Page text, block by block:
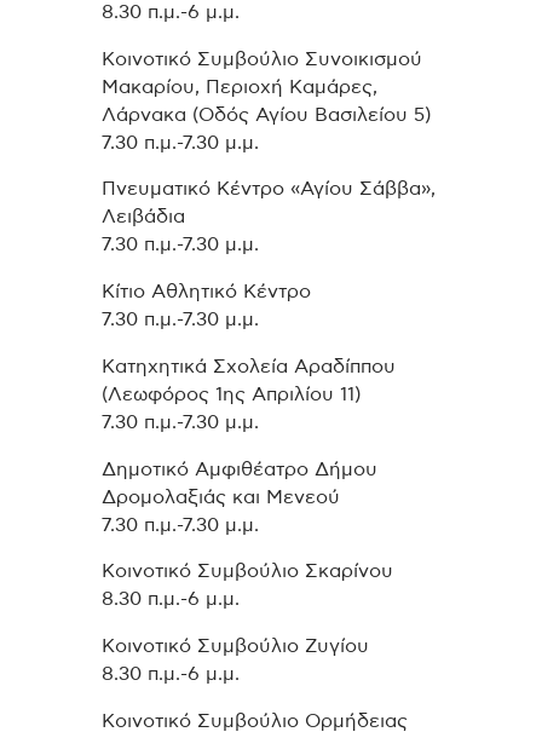
8.30 π.μ.-6 μ.μ.
Κοινοτικό Συμβούλιο Συνοικισμού
Μακαρίου, Περιοχή Καμάρες,
Λάρνακα (Οδός Αγίου Βασιλείου 5)
7.30 π.μ.-7.30 μ.μ.
Πνευματικό Κέντρο «Αγίου Σάββα»,
Λειβάδια
7.30 π.μ.-7.30 μ.μ.
Κίτιο Αθλητικό Κέντρο
7.30 π.μ.-7.30 μ.μ.
Κατηχητικά Σχολεία Αραδίππου
(Λεωφόρος 1ης Απριλίου 11)
7.30 π.μ.-7.30 μ.μ.
Δημοτικό Αμφιθέατρο Δήμου
Δρομολαξιάς και Μενεού
7.30 π.μ.-7.30 μ.μ.
Κοινοτικό Συμβούλιο Σκαρίνου
8.30 π.μ.-6 μ.μ.
Κοινοτικό Συμβούλιο Ζυγίου
8.30 π.μ.-6 μ.μ.
Κοινοτικό Συμβούλιο Ορμήδειας